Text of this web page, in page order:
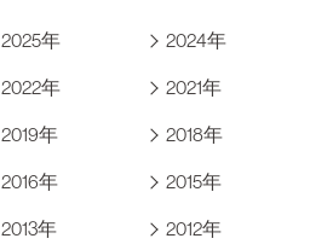
2025年 2024年
2022年 2021年
2019年 2018年
2016年 2015年
2013年 2012年